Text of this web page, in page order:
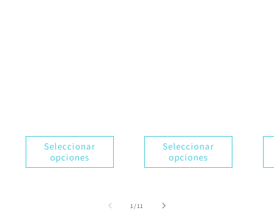
Seleccionar
opciones
Seleccionar
opciones
1 /de
11